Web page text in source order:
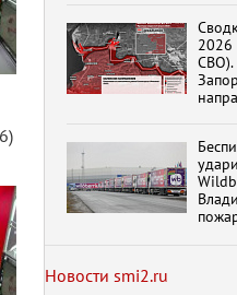
Темы
В
2026
СВО).
Новости smi2.ru